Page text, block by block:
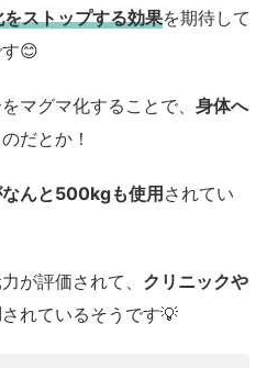
ストップする効果を期待して
😊
マグマ化することで、 身体へ
だとか！
んと500kgも使用 されてい
が評価されて、 クリニックや
されているそうです💡